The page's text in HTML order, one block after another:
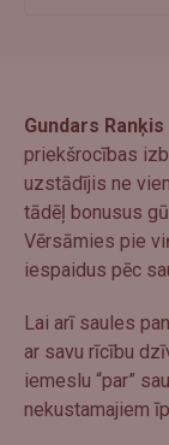
Gundars
priekšrocības
uzstādījis ne
tādēļ bonusus
Vērsāmies pie
iespaidus pēc
Lai arī saules
ar savu rīcību
iemeslu “par”
nekustamajiem